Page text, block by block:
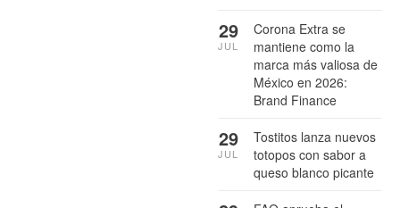
Corona Extra se
mantiene como la
marca más valiosa de
México en 2026:
Brand Finance
29
JUL
Tostitos lanza nuevos
totopos con sabor a
queso blanco picante
29
JUL